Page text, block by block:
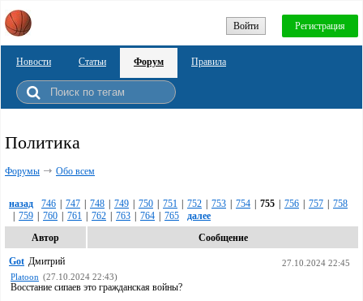
Войти Регистрация
Новости Статьи Форум Правила
Политика
Форумы Обо всем
назад 746 747 748 749 750 751 752 753 754 755 756 757
758
759 760 761 762 763 764 765
далее
Автор
Сообщение
Got Дмитрий
27.10.2024 22:45
Platoon (27.10.2024 22:43)
Восстание сипаев это гражданская войны?